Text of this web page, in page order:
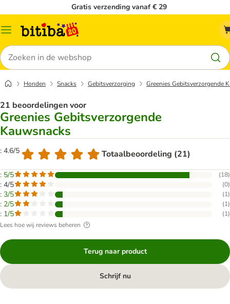
Gratis verzending vanaf € 29
Catalogusmenu
Zoeken
Honden Snacks Gebitsverzorging Greenies Gebitsverzorgende
21 beoordelingen voor
Greenies Gebitsverzorgende
Kauwsnacks
: 4.6/5 Totaalbeoordeling (21)
: 5/5 (18)
: 4/5 (0)
: 3/5 (1)
: 2/5 (1)
: 1/5 (1)
Lees hoe wij reviews beheren
Terug naar product
Schrijf nu